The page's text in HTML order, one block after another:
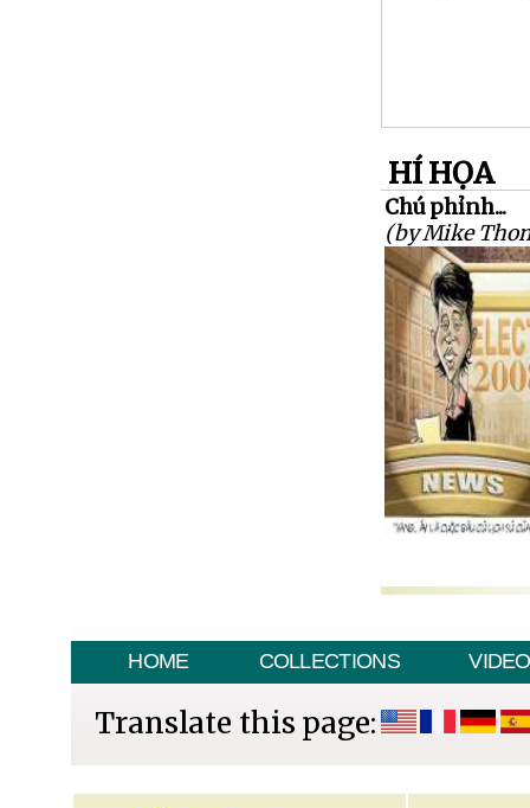
HÍ HỌA
Chú phỉnh...
(by Mike
HOME COLLECTIONS VIDEO
Translate this page: